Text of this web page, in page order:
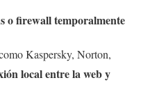
o firewall temporalmente
Kaspersky, Norton,
local entre la web y